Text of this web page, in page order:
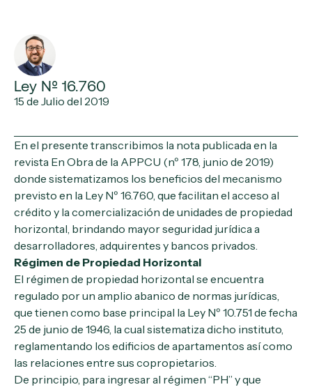
Ley Nº 16.760
15 de Julio del 2019
En el presente transcribimos la nota publicada en la
revista En Obra de la APPCU (nº 178, junio de 2019)
donde sistematizamos los beneficios del mecanismo
previsto en la Ley Nº 16.760, que facilitan el acceso al
crédito y la comercialización de unidades de propiedad
horizontal, brindando mayor seguridad jurídica a
desarrolladores, adquirentes y bancos privados.
Régimen de Propiedad Horizontal
El régimen de propiedad horizontal se encuentra
regulado por un amplio abanico de normas jurídicas,
que tienen como base principal la Ley Nº 10.751 de fecha
25 de junio de 1946, la cual sistematiza dicho instituto,
reglamentando los edificios de apartamentos así como
las relaciones entre sus copropietarios.
De principio, para ingresar al régimen “PH” y que